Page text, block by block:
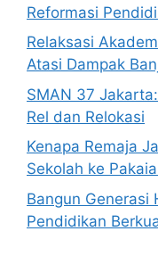
Reformasi
Relaksasi
Atasi Dampak
SMAN 37
Rel dan Relokasi
Kenapa Remaja
Sekolah ke
Bangun Generasi
Pendidikan